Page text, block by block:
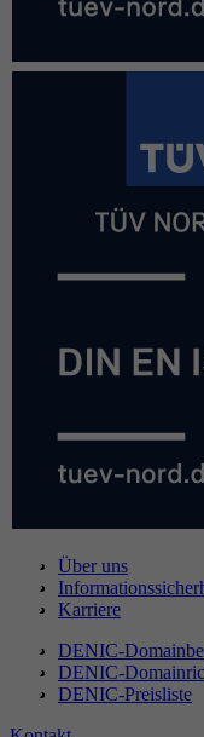
Über uns
Karriere
DENIC-
DENIC-
DENIC-Preisliste